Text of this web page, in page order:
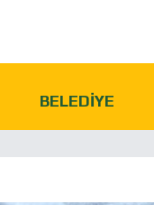
BELEDIYE